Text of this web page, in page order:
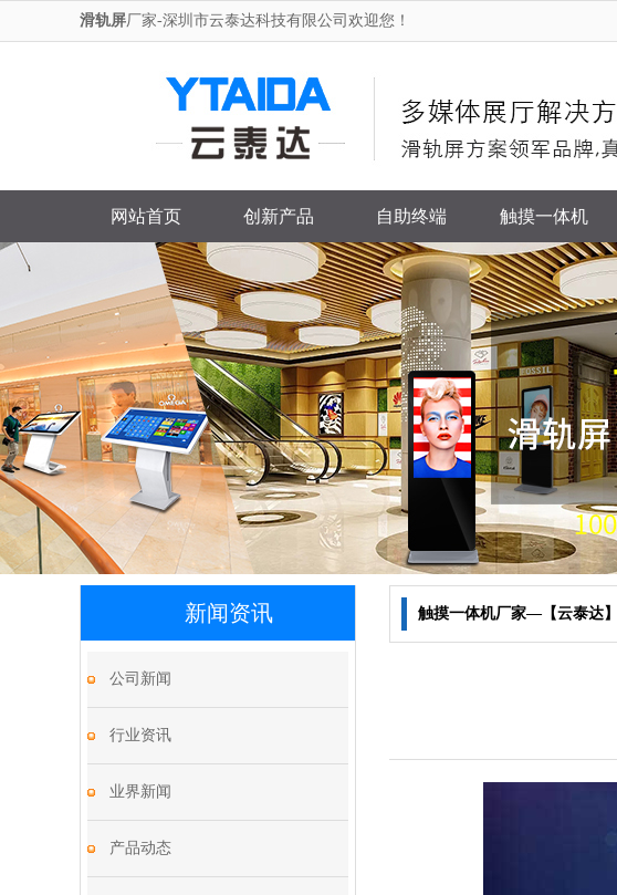
滑轨屏厂家-深圳市云泰达科技有限公司欢迎您！
网站首页 创新产品 自助终端 触摸一体机
新闻资讯
公司新闻
行业资讯
业界新闻
产品动态
触摸一体机厂家—【云泰达